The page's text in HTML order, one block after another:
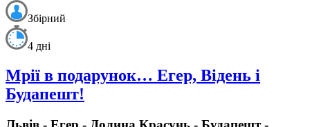
Збірний
4 дні
Мрії в подарунок… Егер, Відень і
Будапешт!